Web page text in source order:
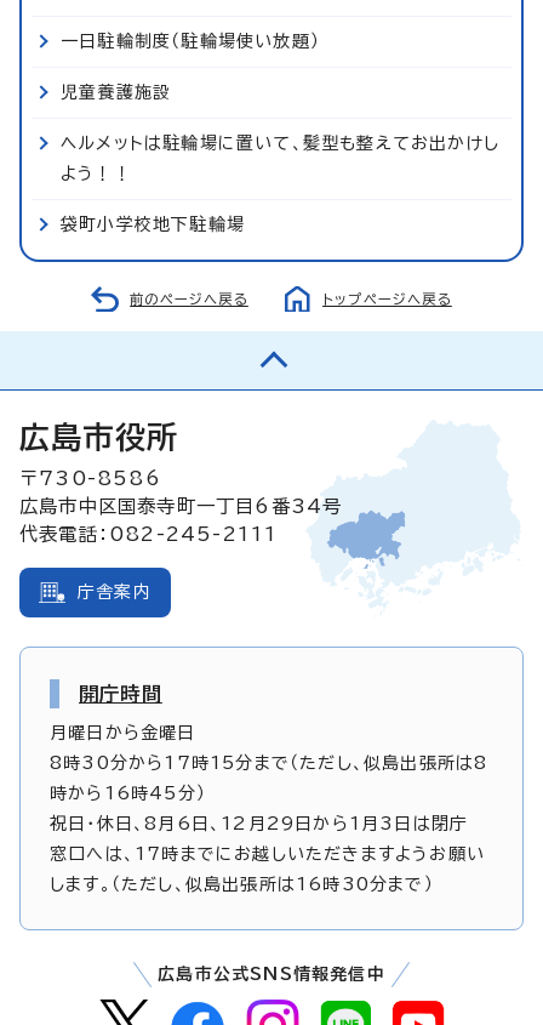
一日駐輪制度（駐輪場使い放題）
児童養護施設
ヘルメットは駐輪場に置いて、髪型も整えてお出かけし
よう！！
袋町小学校地下駐輪場
前のページへ戻る トップページへ戻る
広島市役所
〒730-8586
広島市中区国泰寺町一丁目6番34号
代表電話：082-245-2111
庁舎案内
開庁時間
月曜日から金曜日
8時30分から17時15分まで（ただし、似島出張所は8
時から16時45分）
祝日・休日、8月6日、12月29日から1月3日は閉庁
窓口へは、17時までにお越しいただきますようお願い
します。（ただし、似島出張所は16時30分まで）
広島市公式SNS情報発信中